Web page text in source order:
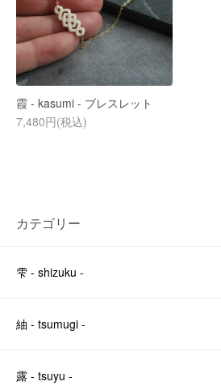
霞 - kasumi - ブレスレット
7,480円(税込)
カテゴリー
雫 - shizuku -
紬 - tsumugi -
露 - tsuyu -